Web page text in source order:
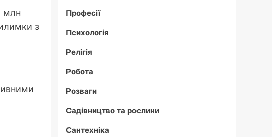
млн
з
Професії
Психологія
Релігія
Робота
Розваги
Садівництво та рослини
Сантехніка